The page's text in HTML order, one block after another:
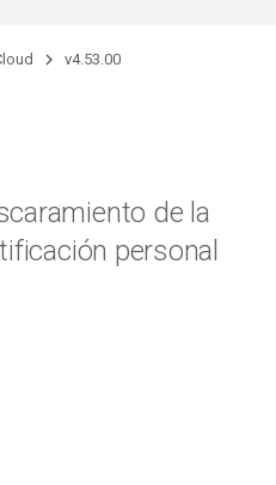
v4.53.00
de la
personal